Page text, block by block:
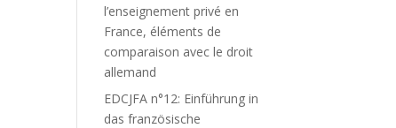
l’enseignement privé en
France, éléments de
comparaison avec le droit
allemand
EDCJFA n°12: Einführung in
das französische